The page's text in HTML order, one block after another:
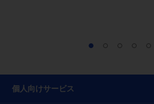
個人向けサービス